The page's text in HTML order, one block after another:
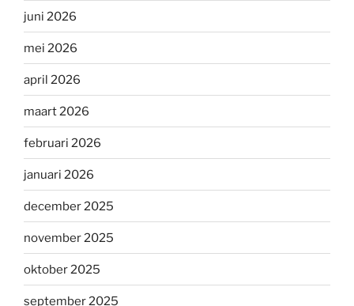
juni 2026
mei 2026
april 2026
maart 2026
februari 2026
januari 2026
december 2025
november 2025
oktober 2025
september 2025